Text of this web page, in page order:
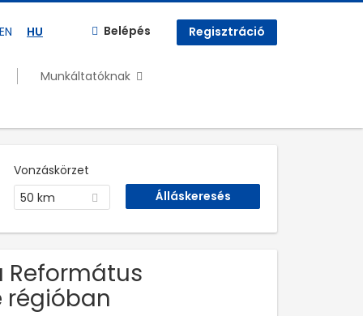
EN HU Belépés Regisztráció
Munkáltatóknak
Vonzáskörzet
50 km
Református
régióban